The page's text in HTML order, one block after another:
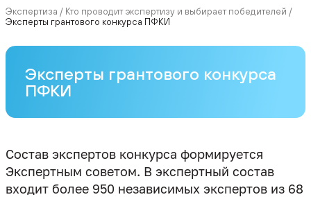
Экспертиза / Кто проводит экспертизу и выбирает победителей /
Эксперты грантового конкурса ПФКИ
Эксперты грантового конкурса
ПФКИ
Состав экспертов конкурса формируется
Экспертным советом. В экспертный состав
входит более 950 независимых экспертов из 68